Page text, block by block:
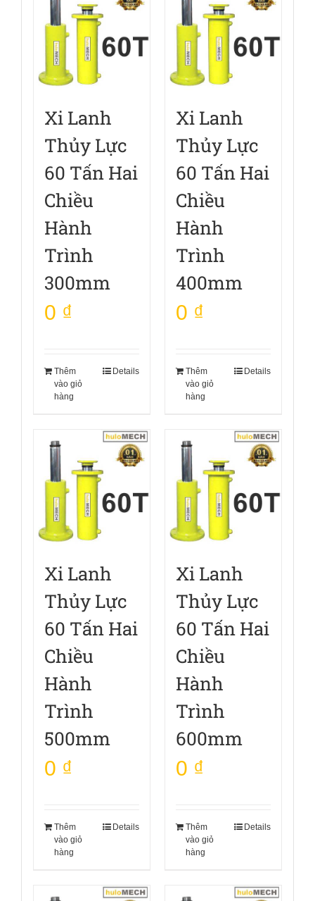
Xi Lanh
Thủy Lực
60 Tấn Hai
Chiều
Hành
Trình
300mm
0 ₫
Thêm
vào giỏ
hàng
Details
Xi Lanh
Thủy Lực
60 Tấn Hai
Chiều
Hành
Trình
400mm
0 ₫
Thêm
vào giỏ
hàng
Details
Xi Lanh
Thủy Lực
60 Tấn Hai
Chiều
Hành
Trình
500mm
0 ₫
Thêm
vào giỏ
hàng
Details
Xi Lanh
Thủy Lực
60 Tấn Hai
Chiều
Hành
Trình
600mm
0 ₫
Thêm
vào giỏ
hàng
Details